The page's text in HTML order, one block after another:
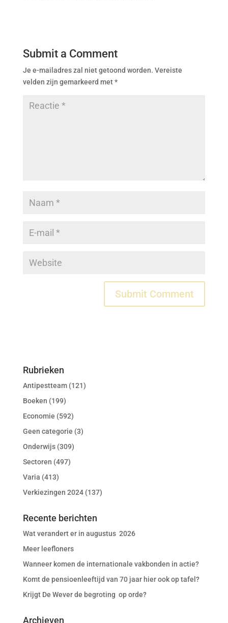
Submit a Comment
Je e-mailadres zal niet getoond worden. Vereiste
velden zijn gemarkeerd met*
Rubrieken
Antipestteam(121)
Boeken (199)
Economie (592)
Geen categorie (3)
Onderwijs(309)
Sectoren (497)
Varia (413)
Verkiezingen 2024(137)
Recente berichten
Wat verandert er in augustus 2026
Meer leefloners
Wanneer komen de internationale vakbonden in actie?
Komt de pensioenleeftijd van 70 jaar hier ook op tafel?
Krijgt De Wever de begroting op orde?
Archieven